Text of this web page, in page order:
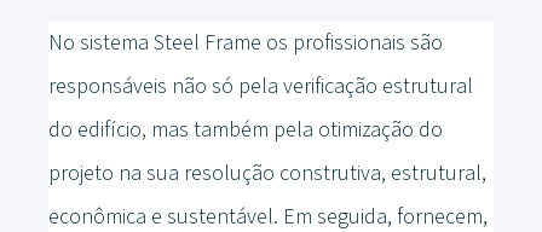
No sistema Steel Frame os profissionais são
responsáveis não só pela verificação estrutural
do edifício, mas também pela otimização do
projeto na sua resolução construtiva, estrutural,
econômica e sustentável. Em seguida, fornecem,